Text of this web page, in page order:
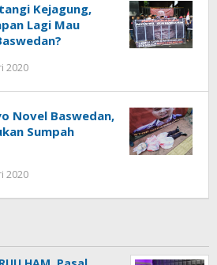
Kejagung,
Lagi Mau
2020
Novel Baswedan,
Sumpah
2020